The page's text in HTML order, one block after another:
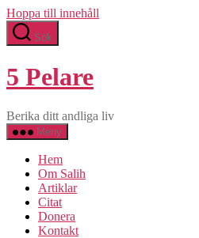
Hoppa till innehåll
Sök
5 Pelare
Berika ditt andliga liv
Meny
Hem
Om Salih
Artiklar
Citat
Donera
Kontakt